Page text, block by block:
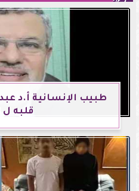
طبيب الإنسانية أ.د
قلبه ل